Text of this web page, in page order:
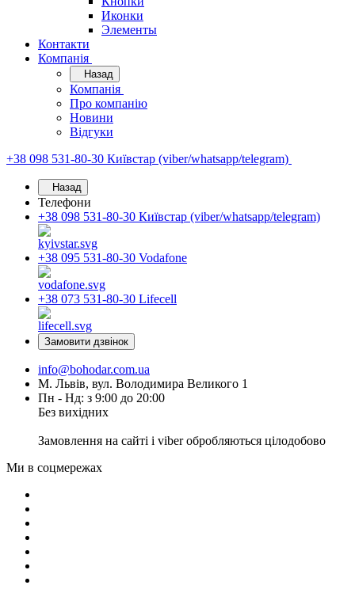
Иконки
Элементы
Контакти
Компанія
Назад
Компанія
Про компанію
Новини
Відгуки
+38 098 531-80-30 Київстар (viber/whatsapp/telegram)
Назад
Телефони
+38 098 531-80-30 Київстар (viber/whatsapp/telegram)
+38 095 531-80-30 Vodafone
+38 073 531-80-30 Lifecell
Замовити дзвінок
info@bohodar.com.ua
М. Львів, вул. Володимира Великого 1
Пн - Нд: з 9:00 до 20:00
Без вихідних
Замовлення на сайті і viber обробляються цілодобово
Ми в соцмережах